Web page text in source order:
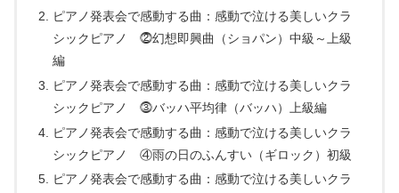
ピアノ発表会で感動する曲：感動で泣ける美しいクラ
シックピアノ ⓶幻想即興曲（ショパン）中級～上級
編
ピアノ発表会で感動する曲：感動で泣ける美しいクラ
シックピアノ ⓷バッハ平均律（バッハ）上級編
ピアノ発表会で感動する曲：感動で泣ける美しいクラ
シックピアノ ④雨の日のふんすい（ギロック）初級
ピアノ発表会で感動する曲：感動で泣ける美しいクラ